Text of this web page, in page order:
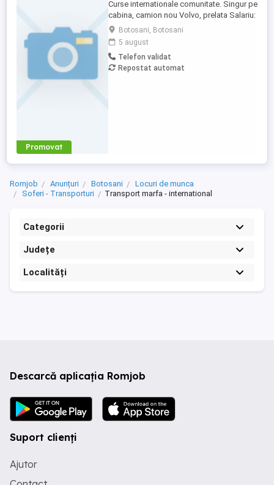
Promovat
Curse internationale comunitate. Singur pe
cabina, camion nou Volvo, prelata Salariu:
2700 luna net 12.000 km (garantat) Prima
0,06 camion km extra peste 12000 km; +
100 prima la angajare pt. ADR; + 300 prima
pentru 6 luni lucrate; + 300 prima pentru 9
luni lucrate; + 300 prima pentru 12 luni
Botosani, Botosani
5 august
Telefon validat
Repostat automat
Romjob Anunțuri Botosani
Locuri de munca
Soferi - Transporturi
Transport marfa - international
Categorii
Județe
Localități
Descarcă aplicația Romjob
Suport clienți
Ajutor